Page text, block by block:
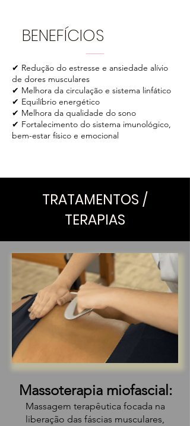
BENEFÍCIOS
✔ Redução do estresse e ansiedade alívio
de dores musculares
✔ Melhora da circulação e sistema linfático
✔ Equilíbrio energético
✔ Melhora da qualidade do sono
✔ Fortalecimento do sistema imunológico,
bem-estar físico e emocional
TRATAMENTOS /
TERAPIAS
Massoterapia miofascial:
Massagem terapêutica focada na
liberação das fáscias musculares,